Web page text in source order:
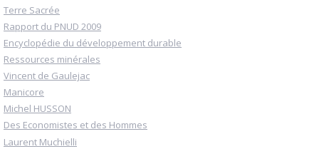
Terre Sacrée
Rapport du PNUD 2009
Encyclopédie du développement durable
Ressources minérales
Vincent de Gaulejac
Manicore
Michel HUSSON
Des Economistes et des Hommes
Laurent Muchielli